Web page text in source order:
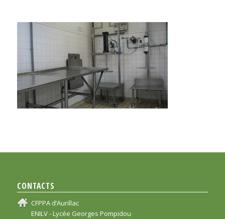
CONTACTS
CFPPA d’Aurillac
ENILV - Lycée Georges Pompidou